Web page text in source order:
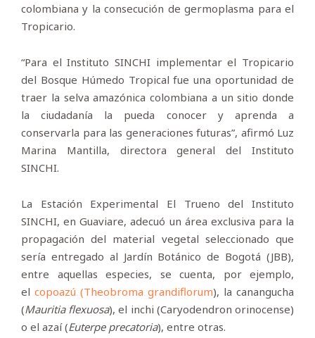
colombiana y la consecución de germoplasma para el
Tropicario.
“Para el Instituto SINCHI implementar el Tropicario
del Bosque Húmedo Tropical fue una oportunidad de
traer la selva amazónica colombiana a un sitio donde
la ciudadanía la pueda conocer y aprenda a
conservarla para las generaciones futuras”, afirmó Luz
Marina Mantilla, directora general del Instituto
SINCHI.
La Estación Experimental El Trueno del Instituto
SINCHI, en Guaviare, adecuó un área exclusiva para la
propagación del material vegetal seleccionado que
sería entregado al Jardín Botánico de Bogotá (JBB),
entre aquellas especies, se cuenta, por ejemplo,
el copoazú (Theobroma grandiflorum), la canangucha
(Mauritia flexuosa), el inchi (Caryodendron orinocense)
o el azaí (Euterpe precatoria), entre otras.